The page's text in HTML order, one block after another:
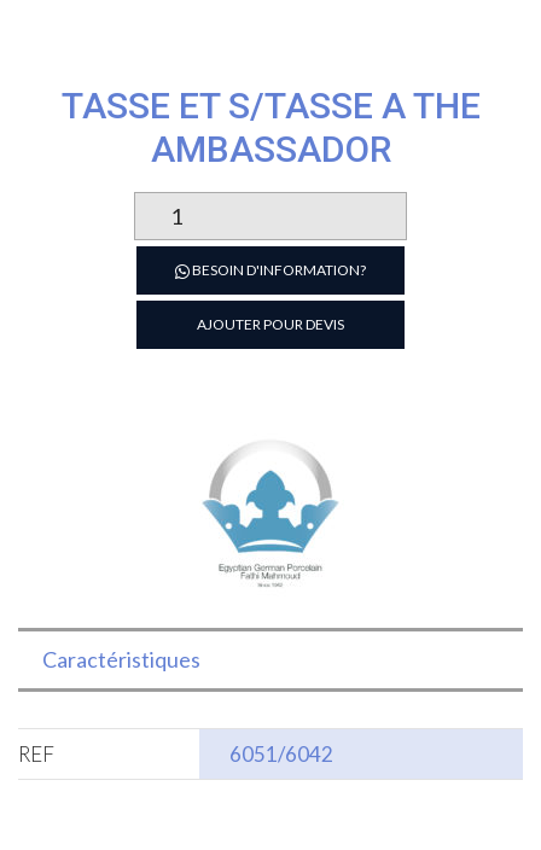
TASSE ET S/TASSE A THE
AMBASSADOR
TASSE
ET
S/TASSE
A
BESOIN D'INFORMATION?
AJOUTER POUR DEVIS
Caractéristiques
REF 6051/6042